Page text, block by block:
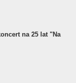
na 25 lat "Na